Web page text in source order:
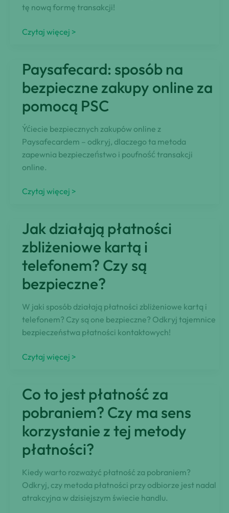
tę nową formę transakcji!
Karta
Łatwy
sposób
na
dokonywanie
na
stronie
internetowej
Czytaj więcej >
Paysafecard: sposób na
bezpieczne zakupy online za
pomocą PSC
Ýćiecie bezpiecznych zakupów online z
Paysafecardem – odkryj, dlaczego ta metoda
zapewnia bezpieczeństwo i poufność transakcji
online.
Paysafecard:
bezpieczne
zakupy
online
za
pomocą
PSC
Czytaj więcej >
Jak działają płatności
zbliżeniowe kartą i
telefonem? Czy są
bezpieczne?
W jaki sposób działają płatności zbliżeniowe kartą i
telefonem? Czy są one bezpieczne? Odkryj tajemnice
bezpieczeństwa płatności kontaktowych!
Jak
zbliżeniowe
kartą
i
telefonem?
Czy
są
bezpieczne?
Czytaj więcej >
Co to jest płatność za
pobraniem? Czy ma sens
korzystanie z tej metody
płatności?
Kiedy warto rozważyć płatność za pobraniem?
Odkryj, czy metoda płatności przy odbiorze jest nadal
atrakcyjna w dzisiejszym świecie handlu.